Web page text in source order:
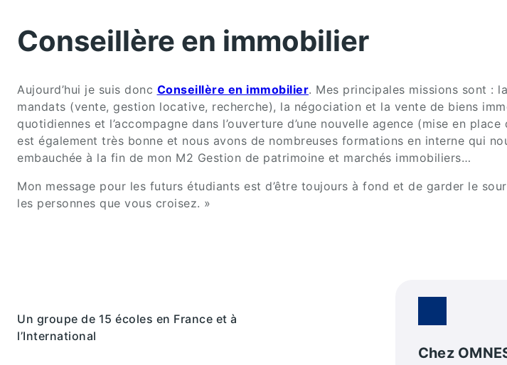
Conseillère en immobilier
Aujourd’hui je suis donc Conseillère en immobilier. Mes principales missions sont :
mandats (vente, gestion locative, recherche), la négociation et la vente de biens
quotidiennes et l’accompagne dans l’ouverture d’une nouvelle agence (mise en
est également très bonne et nous avons de nombreuses formations en interne qui
embauchée à la fin de mon M2 Gestion de patrimoine et marchés immobiliers…
Mon message pour les futurs étudiants est d’être toujours à fond et de garder le
les personnes que vous croisez. »
Un groupe de 15 écoles en France et à
l’International
Chez